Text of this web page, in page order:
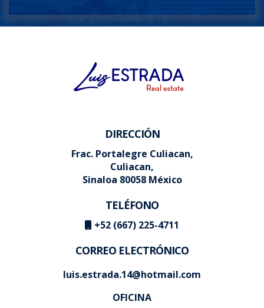
DIRECCIÓN
Frac. Portalegre Culiacan,
Culiacan,
Sinaloa 80058 México
TELÉFONO
+52 (667) 225-4711
CORREO ELECTRÓNICO
luis.estrada.14@hotmail.com
OFICINA